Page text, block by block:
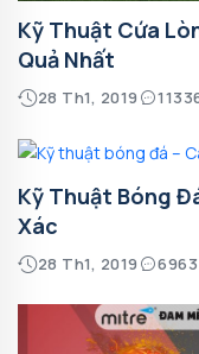
Kỹ Thuật Cứa
Quả Nhất
28 Th1, 2019
Kỹ Thuật Bóng
Xác
28 Th1, 2019